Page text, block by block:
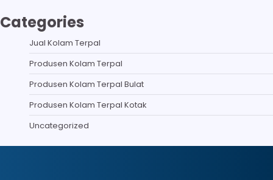
Categories
Jual Kolam Terpal
Produsen Kolam Terpal
Produsen Kolam Terpal Bulat
Produsen Kolam Terpal Kotak
Uncategorized